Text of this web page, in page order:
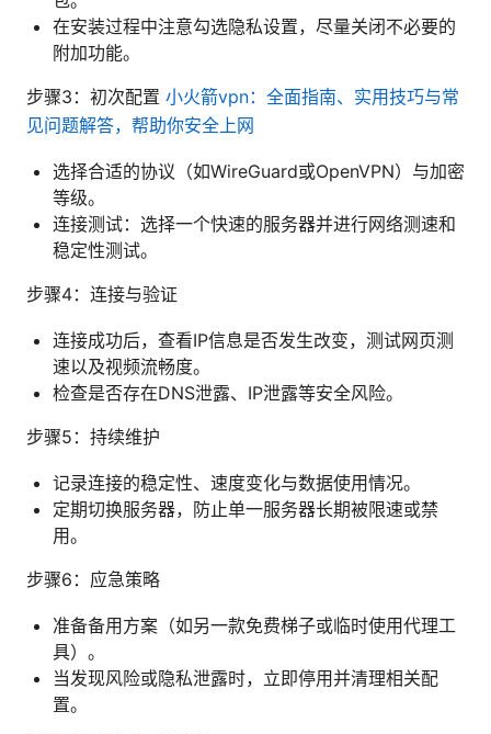
在安装过程中注意勾选隐私设置，尽量关闭不必要的
附加功能。
步骤3：初次配置 小火箭vpn：全面指南、实用技巧与常
见问题解答，帮助你安全上网
选择合适的协议（如WireGuard或OpenVPN）与加密
等级。
连接测试：选择一个快速的服务器并进行网络测速和
稳定性测试。
步骤4：连接与验证
连接成功后，查看IP信息是否发生改变，测试网页测
速以及视频流畅度。
检查是否存在DNS泄露、IP泄露等安全风险。
步骤5：持续维护
记录连接的稳定性、速度变化与数据使用情况。
定期切换服务器，防止单一服务器长期被限速或禁
用。
步骤6：应急策略
准备备用方案（如另一款免费梯子或临时使用代理工
具）。
当发现风险或隐私泄露时，立即停用并清理相关配
置。